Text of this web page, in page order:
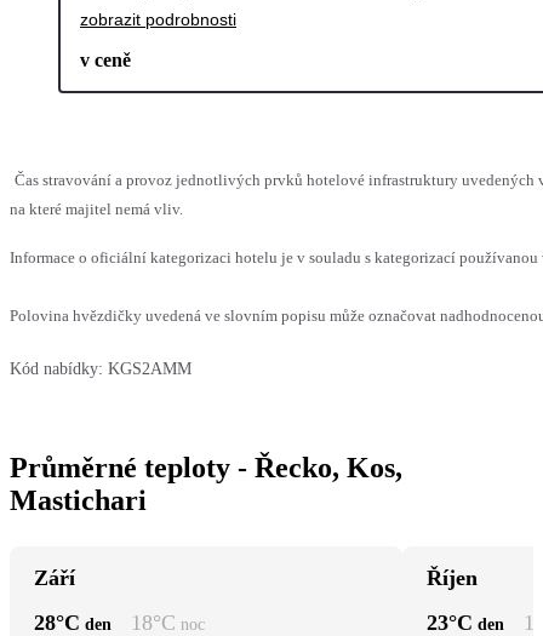
zobrazit podrobnosti
v ceně
Čas stravování a provoz jednotlivých prvků hotelové infrastruktury uvedených
na které majitel nemá vliv.
Informace o oficiální kategorizaci hotelu je v souladu s kategorizací
Polovina hvězdičky uvedená ve slovním popisu může označovat
Kód nabídky: KGS2AMM
Průměrné teploty - Řecko, Kos,
Mastichari
Září
28°C den 18°C noc
Říjen
23°C den